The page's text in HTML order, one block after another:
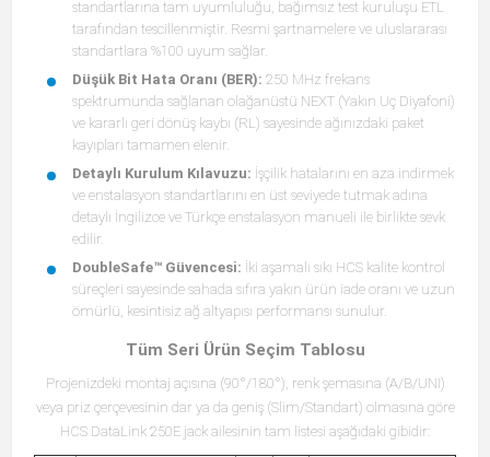
standartlarına tam uyumluluğu, bağımsız test kuruluşu ETL
tarafından tescillenmiştir. Resmi şartnamelere ve uluslararası
standartlara %100 uyum sağlar.
Düşük Bit Hata Oranı (BER): 250 MHz frekans
spektrumunda sağlanan olağanüstü NEXT (Yakın Uç Diyafoni)
ve kararlı geri dönüş kaybı (RL) sayesinde ağınızdaki paket
kayıpları tamamen elenir.
Detaylı Kurulum Kılavuzu: İşçilik hatalarını en aza indirmek
ve enstalasyon standartlarını en üst seviyede tutmak adına
detaylı İngilizce ve Türkçe enstalasyon manueli ile birlikte sevk
edilir.
DoubleSafe™ Güvencesi: İki aşamalı sıkı HCS kalite kontrol
süreçleri sayesinde sahada sıfıra yakın ürün iade oranı ve uzun
ömürlü, kesintisiz ağ altyapısı performansı sunulur.
Tüm Seri Ürün Seçim Tablosu
Projenizdeki montaj açısına (90°/180°), renk şemasına (A/B/UNI)
veya priz çerçevesinin dar ya da geniş (Slim/Standart) olmasına göre
HCS DataLink 250E jack ailesinin tam listesi aşağıdaki gibidir: